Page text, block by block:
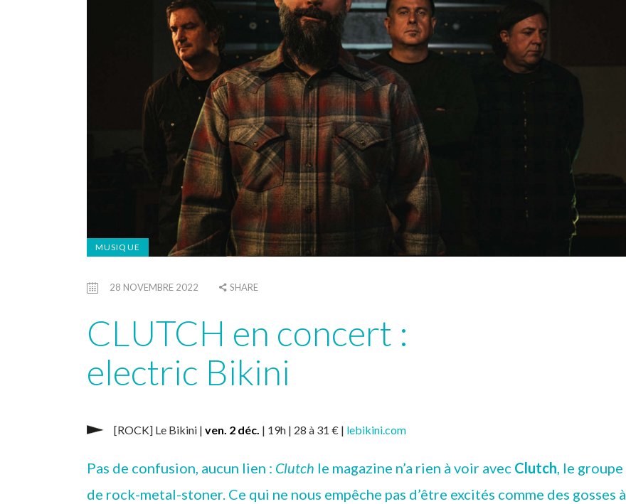
MUSIQUE
28 NOVEMBRE 2022 SHARE
CLUTCH en concert :
electric Bikini
[ROCK] Le Bikini | ven. 2 déc. | 19h | 28 à 31 € | lebikini.com
Pas de confusion, aucun lien : Clutch le magazine n’a rien à voir avec Clutch, le groupe
de rock-metal-stoner. Ce qui ne nous empêche pas d’être excités comme des gosses à